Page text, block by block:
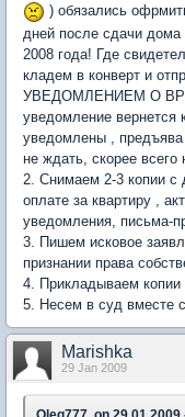
) обязались
дней после сдачи
2008 года! Где
кладем в конверт и
УВЕДОМЛЕНИЕМ О
уведомление вернется
уведомлены ,
не ждать, скорее всего
2. Снимаем 2-3 копии с
оплате за квартиру ,
уведомления, письма-
3. Пишем исковое
признании права
4. Прикладываем копии
5. Несем в суд вместе
Marishka
29 Jan 2009